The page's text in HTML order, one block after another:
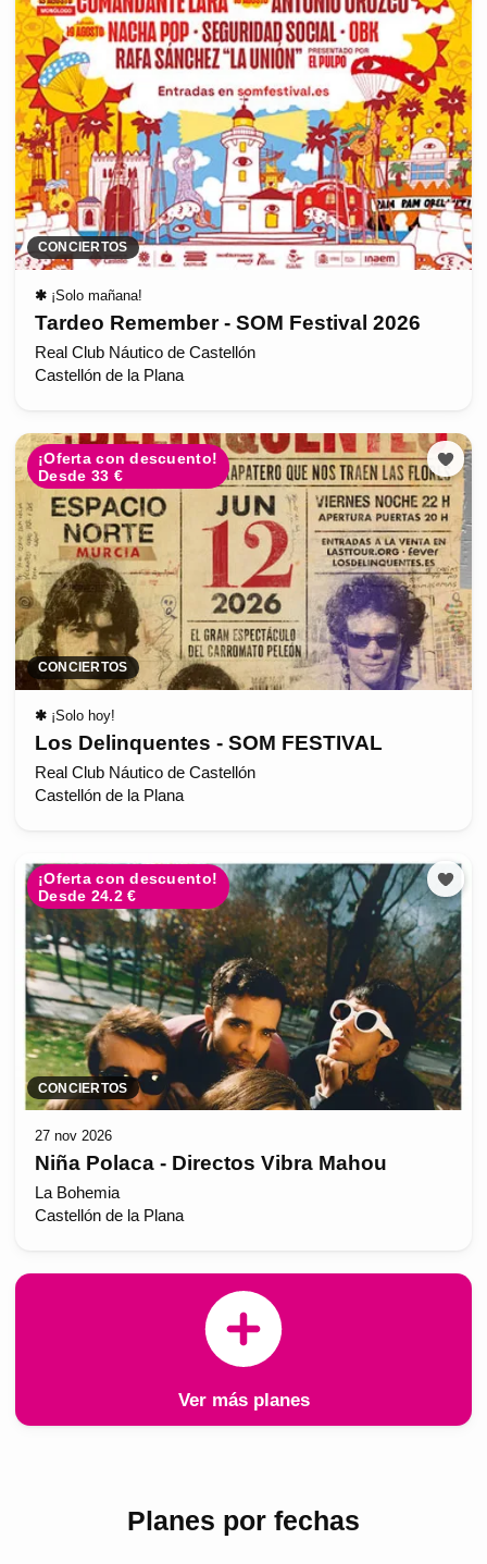
CONCIERTOS
✱ ¡Solo mañana!
Tardeo Remember - SOM Festival 2026
Real Club Náutico de Castellón
Castellón de la Plana
¡Oferta con descuento!
Desde 33 €
CONCIERTOS
✱ ¡Solo hoy!
Los Delinquentes - SOM FESTIVAL
Real Club Náutico de Castellón
Castellón de la Plana
¡Oferta con descuento!
Desde 24.2 €
CONCIERTOS
27 nov 2026
Niña Polaca - Directos Vibra Mahou
La Bohemia
Castellón de la Plana
Ver más planes
Planes por fechas